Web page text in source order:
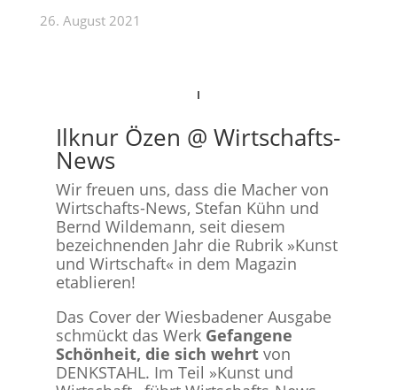
26. August 2021
Ilknur Özen @ Wirtschafts-
News
Wir freuen uns, dass die Macher von
Wirtschafts-News, Stefan Kühn und
Bernd Wildemann, seit diesem
bezeichnenden Jahr die Rubrik »Kunst
und Wirtschaft« in dem Magazin
etablieren!
Das Cover der Wiesbadener Ausgabe
schmückt das Werk Gefangene
Schönheit, die sich wehrtvon
DENKSTAHL. Im Teil »Kunst und